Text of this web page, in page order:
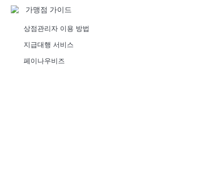
가맹점 가이드
상점관리자 이용 방법
지급대행 서비스
페이나우비즈